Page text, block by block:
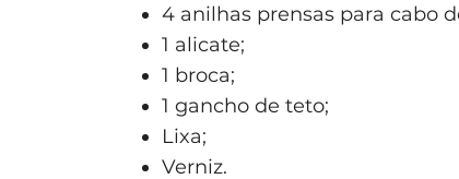
4 anilhas prensas para cabo
1 alicate;
1 broca;
1 gancho de teto;
Lixa;
Verniz.